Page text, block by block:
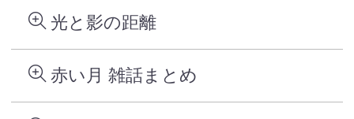
光と影の距離
赤い月 雑話まとめ